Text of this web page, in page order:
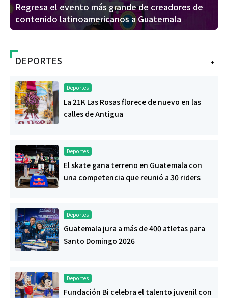
Regresa el evento más grande de creadores de
contenido latinoamericanos a Guatemala
+
DEPORTES
Deportes
La 21K Las Rosas florece de nuevo en las
calles de Antigua
Deportes
El skate gana terreno en Guatemala con
una competencia que reunió a 30 riders
Deportes
Guatemala jura a más de 400 atletas para
Santo Domingo 2026
Deportes
Fundación Bi celebra el talento juvenil con